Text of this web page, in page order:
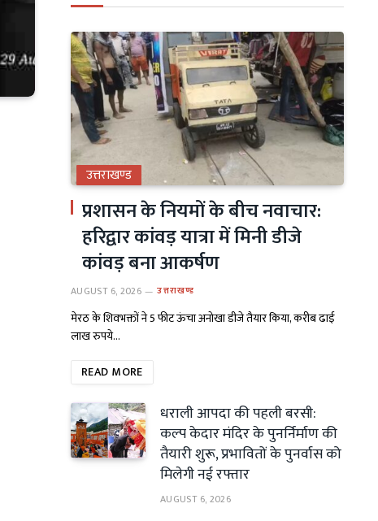
उत्तराखण्ड
प्रशासन के नियमों के बीच नवाचार:
हरिद्वार कांवड़ यात्रा में मिनी डीजे
कांवड़ बना आकर्षण
AUGUST 6, 2026 उत्तराखण्ड
मेरठ के शिवभक्तों ने 5 फीट ऊंचा अनोखा डीजे तैयार किया, करीब ढाई
लाख रुपये…
READ MORE
धराली आपदा की पहली बरसी:
कल्प केदार मंदिर के पुनर्निर्माण की
तैयारी शुरू, प्रभावितों के पुनर्वास को
मिलेगी नई रफ्तार
AUGUST 6, 2026